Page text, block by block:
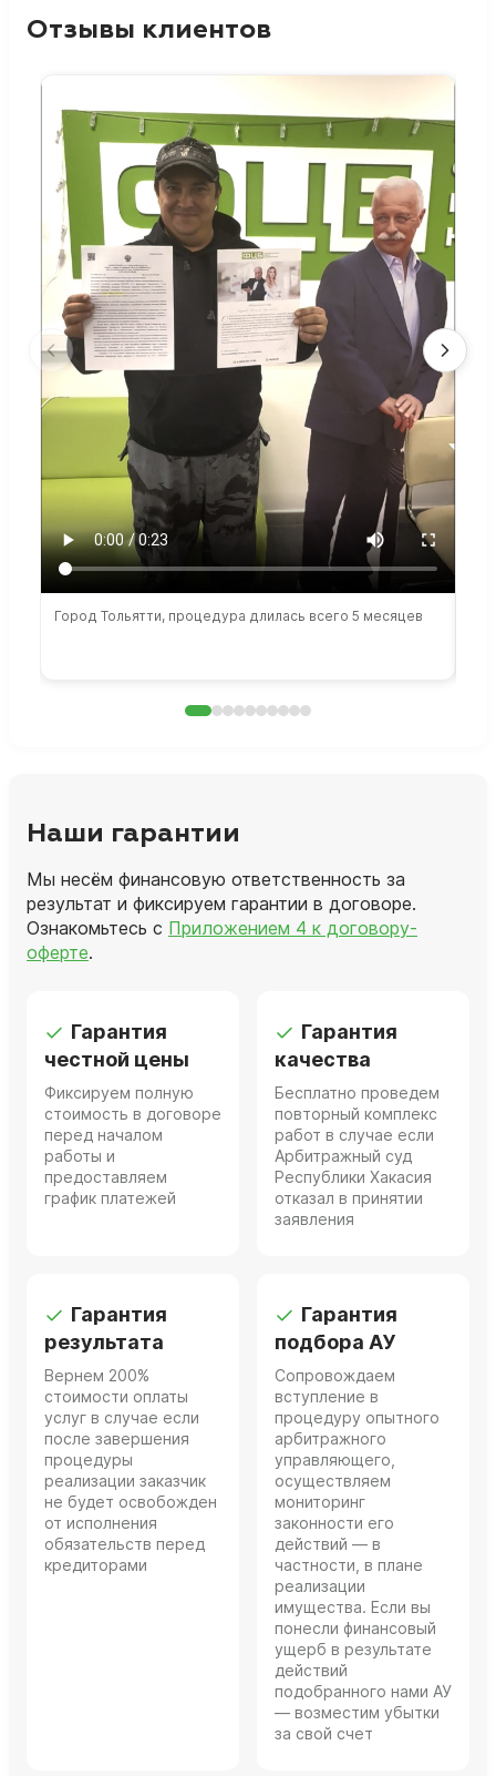
Отзывы клиентов
Город Тольятти, процедура длилась всего 5 месяцев
Наши гарантии
Мы несём финансовую ответственность за
результат и фиксируем гарантии в договоре.
Ознакомьтесь с Приложением 4 к договору-
оферте.
Гарантия
честной цены
Фиксируем полную
стоимость в договоре
перед началом
работы и
предоставляем
график платежей
Гарантия
качества
Бесплатно проведем
повторный комплекс
работ в случае если
Арбитражный суд
Республики Хакасия
отказал в принятии
заявления
Гарантия
результата
Вернем 200%
стоимости оплаты
услуг в случае если
после завершения
процедуры
реализации заказчик
не будет освобожден
от исполнения
обязательств перед
кредиторами
Гарантия
подбора АУ
Сопровождаем
вступление в
процедуру опытного
арбитражного
управляющего,
осуществляем
мониторинг
законности его
действий — в
частности, в плане
реализации
имущества. Если вы
понесли финансовый
ущерб в результате
действий
подобранного нами АУ
— возместим убытки
за свой счет